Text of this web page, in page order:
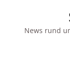
News rund